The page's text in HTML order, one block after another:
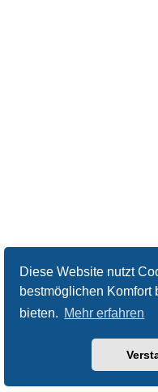
Diese Website nutzt
bestmöglichen Komfort
bieten. Mehr erfahren